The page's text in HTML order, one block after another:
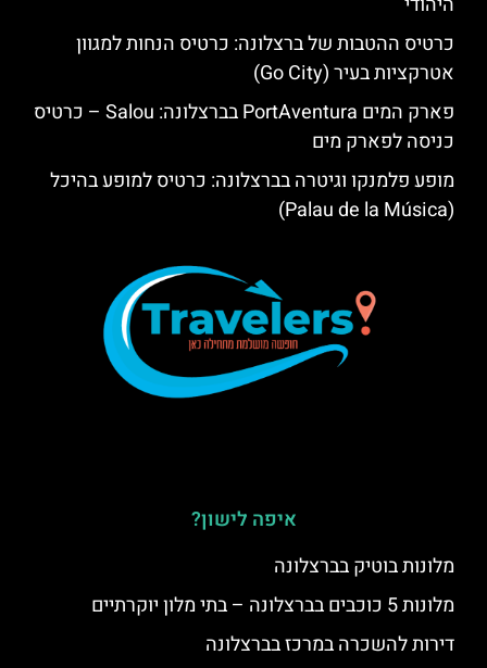
כרטיס ההטבות של ברצלונה: כרטיס הנחות למגוון
אטרקציות בעיר (Go City)
פארק המים PortAventura בברצלונה: Salou – כרטיס
כניסה לפארק מים
מופע פלמנקו וגיטרה בברצלונה: כרטיס למופע בהיכל
(Palau de la Música)
איפה לישון?
מלונות בוטיק בברצלונה
מלונות 5 כוכבים בברצלונה – בתי מלון יוקרתיים
דירות להשכרה במרכז בברצלונה